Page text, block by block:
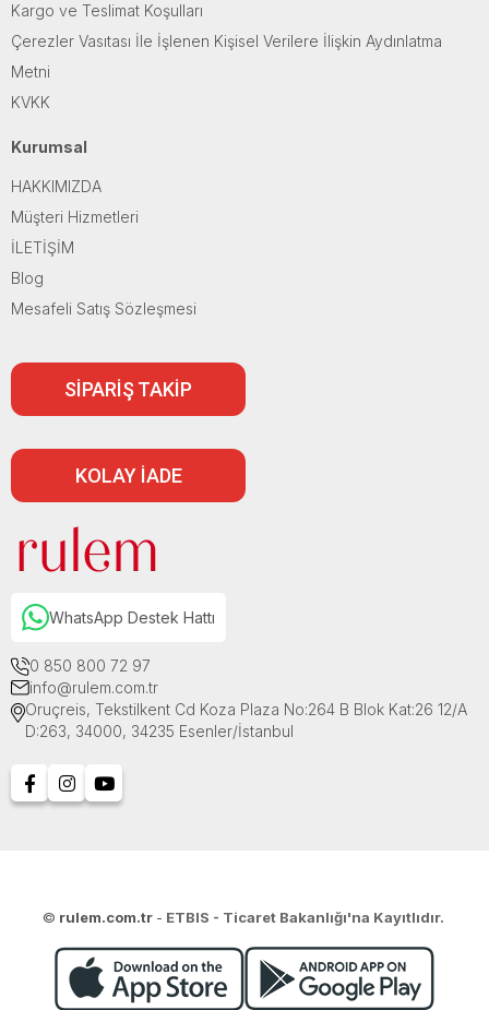
Kargo ve Teslimat Koşulları
Çerezler Vasıtası İle İşlenen Kişisel Verilere İlişkin Aydınlatma
Metni
KVKK
Kurumsal
HAKKIMIZDA
Müşteri Hizmetleri
İLETİŞİM
Blog
Mesafeli Satış Sözleşmesi
SİPARİŞ TAKİP
KOLAY İADE
WhatsApp Destek Hattı
0 850 800 72 97
info@rulem.com.tr
Oruçreis, Tekstilkent Cd Koza Plaza No:264 B Blok Kat:26 12/A
D:263, 34000, 34235 Esenler/İstanbul
© rulem.com.tr - ETBIS - Ticaret Bakanlığı'na Kayıtlıdır.